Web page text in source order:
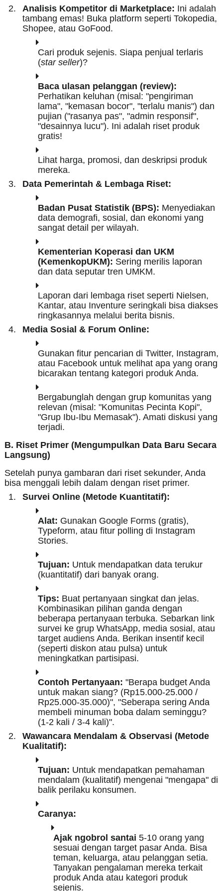
Analisis Kompetitor di Marketplace: Ini adalah
tambang emas! Buka platform seperti Tokopedia,
Shopee, atau GoFood.
Cari produk sejenis. Siapa penjual terlaris
(star seller)?
Baca ulasan pelanggan (review):
Perhatikan keluhan (misal: "pengiriman
lama", "kemasan bocor", "terlalu manis") dan
pujian ("rasanya pas", "admin responsif",
"desainnya lucu"). Ini adalah riset produk
gratis!
Lihat harga, promosi, dan deskripsi produk
mereka.
Data Pemerintah & Lembaga Riset:
Badan Pusat Statistik (BPS): Menyediakan
data demografi, sosial, dan ekonomi yang
sangat detail per wilayah.
Kementerian Koperasi dan UKM
(KemenkopUKM): Sering merilis laporan
dan data seputar tren UMKM.
Laporan dari lembaga riset seperti Nielsen,
Kantar, atau Inventure seringkali bisa diakses
ringkasannya melalui berita bisnis.
Media Sosial & Forum Online:
Gunakan fitur pencarian di Twitter, Instagram,
atau Facebook untuk melihat apa yang orang
bicarakan tentang kategori produk Anda.
Bergabunglah dengan grup komunitas yang
relevan (misal: "Komunitas Pecinta Kopi",
"Grup Ibu-Ibu Memasak"). Amati diskusi yang
terjadi.
B. Riset Primer (Mengumpulkan Data Baru Secara
Langsung)
Setelah punya gambaran dari riset sekunder, Anda
bisa menggali lebih dalam dengan riset primer.
Survei Online (Metode Kuantitatif):
Alat: Gunakan Google Forms (gratis),
Typeform, atau fitur polling di Instagram
Stories.
Tujuan: Untuk mendapatkan data terukur
(kuantitatif) dari banyak orang.
Tips: Buat pertanyaan singkat dan jelas.
Kombinasikan pilihan ganda dengan
beberapa pertanyaan terbuka. Sebarkan link
survei ke grup WhatsApp, media sosial, atau
target audiens Anda. Berikan insentif kecil
(seperti diskon atau pulsa) untuk
meningkatkan partisipasi.
Contoh Pertanyaan: "Berapa budget Anda
untuk makan siang? (Rp15.000-25.000 /
Rp25.000-35.000)", "Seberapa sering Anda
membeli minuman boba dalam seminggu?
(1-2 kali / 3-4 kali)".
Wawancara Mendalam & Observasi (Metode
Kualitatif):
Tujuan: Untuk mendapatkan pemahaman
mendalam (kualitatif) mengenai "mengapa" di
balik perilaku konsumen.
Caranya:
Ajak ngobrol santai 5-10 orang yang
sesuai dengan target pasar Anda. Bisa
teman, keluarga, atau pelanggan setia.
Tanyakan pengalaman mereka terkait
produk Anda atau kategori produk
sejenis.